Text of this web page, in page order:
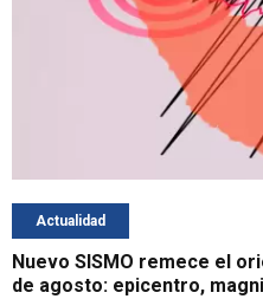
Actualidad
Nuevo SISMO remece el
de agosto: epicentro,